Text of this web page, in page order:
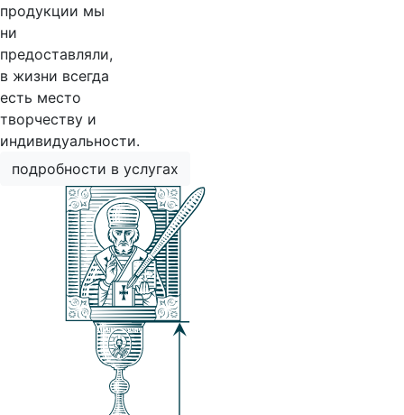
продукции мы
ни
предоставляли,
в жизни всегда
есть место
творчеству и
индивидуальности.
подробности в услугах